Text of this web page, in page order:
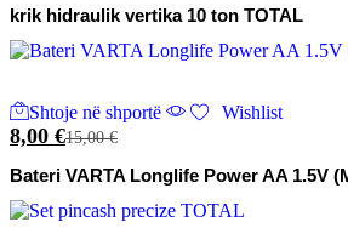
krik hidraulik vertika 10 ton TOTAL
Shtoje në shportë Wishlist
8,00 €15,00€
Bateri VARTA Longlife Power AA 1.5V